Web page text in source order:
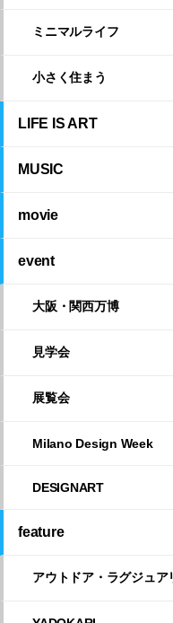
ミニマルライフ
小さく住まう
LIFE IS ART
MUSIC
movie
event
大阪・関西万博
見学会
展覧会
Milano Design Week
DESIGNART
feature
アウトドア・ラグジュア